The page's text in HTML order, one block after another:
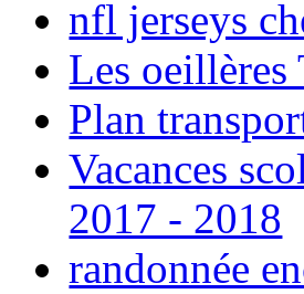
nfl jerseys
Les oeillères
Plan
Vacances
2017 - 2018
randonnée